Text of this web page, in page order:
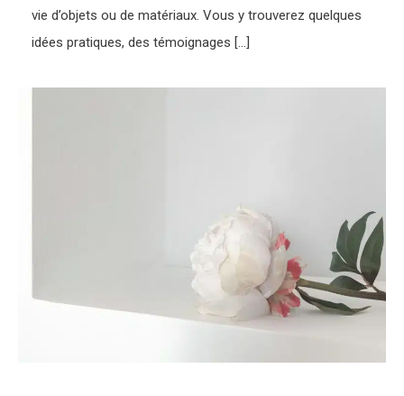
vie d’objets ou de matériaux. Vous y trouverez quelques
idées pratiques, des témoignages […]